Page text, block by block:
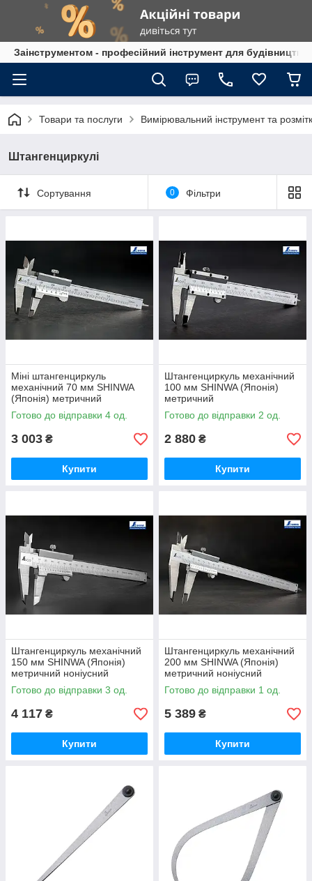
Заінструментом - професійний інструмент для
Товари та послуги Вимірювальний інструмент та
Штангенциркулі
Сортування 0 Фільтри
Міні штангенциркуль
механічний 70 мм SHINWA
(Японія) метричний
Готово до відправки 4 од.
3 003 ₴
Купити
Штангенциркуль механічний
100 мм SHINWA (Японія)
метричний
Готово до відправки 2 од.
2 880 ₴
Купити
Штангенциркуль механічний
150 мм SHINWA (Японія)
метричний ноніусний
Готово до відправки 3 од.
4 117 ₴
Купити
Штангенциркуль механічний
200 мм SHINWA (Японія)
метричний ноніусний
Готово до відправки 1 од.
5 389 ₴
Купити